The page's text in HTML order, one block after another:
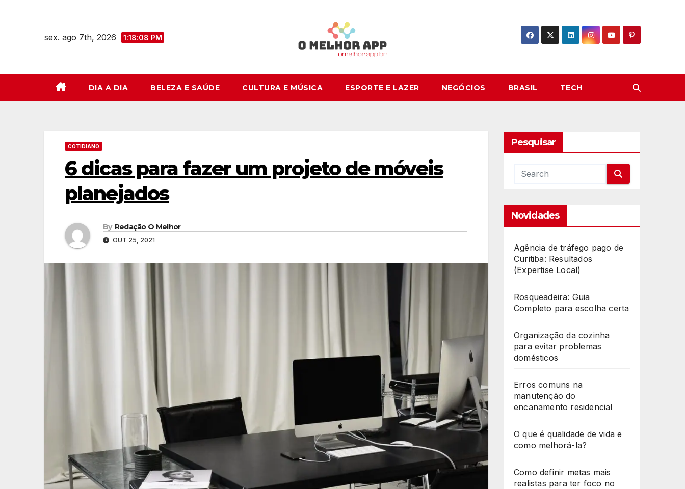
sex. ago 7th, 2026 1:18:09 PM
DIA A DIA BELEZA E SAÚDE CULTURA E MÚSICA ESPORTE E LAZER NEGÓCIOS BRASIL TECH
COTIDIANO
6 dicas para fazer um projeto de móveis
planejados
By Redação O Melhor
OUT 25, 2021
Pesquisar
Novidades
Agência de tráfego pago de
Curitiba: Resultados
(Expertise Local)
Rosqueadeira: Guia
Completo para escolha certa
Organização da cozinha
para evitar problemas
domésticos
Erros comuns na
manutenção do
encanamento residencial
O que é qualidade de vida e
como melhorá-la?
Como definir metas mais
realistas para ter foco no